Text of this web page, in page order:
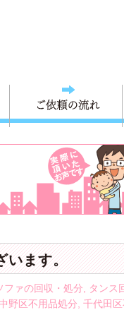
います。
ファの回収・処分 タンス
中野区不用品処分 千代田